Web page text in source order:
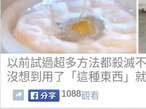
以前試過超多方法都殺滅
沒想到用了「這種東西」
1088觀看